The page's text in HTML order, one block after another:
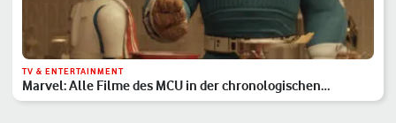
TV & ENTERTAINMENT
Marvel: Alle Filme des MCU in der chronologischen
Reihenfolge